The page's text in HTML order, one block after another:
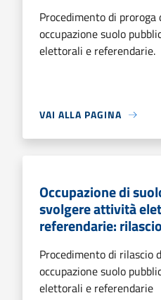
Procedimento di proroga
occupazione suolo
elettorali e referendarie.
VAI ALLA PAGINA
Occupazione di
svolgere attività
referendarie:
Procedimento di rilascio
occupazione suolo
elettorali e referendarie